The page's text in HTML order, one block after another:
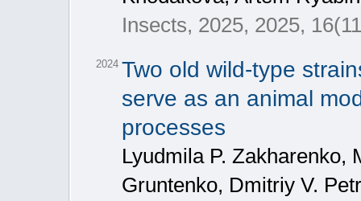
Insects, 2025, 2025,
2024 Two old wild-type
serve as an animal
processes
Lyudmila P. Zakharenko,
Gruntenko, Dmitriy V.